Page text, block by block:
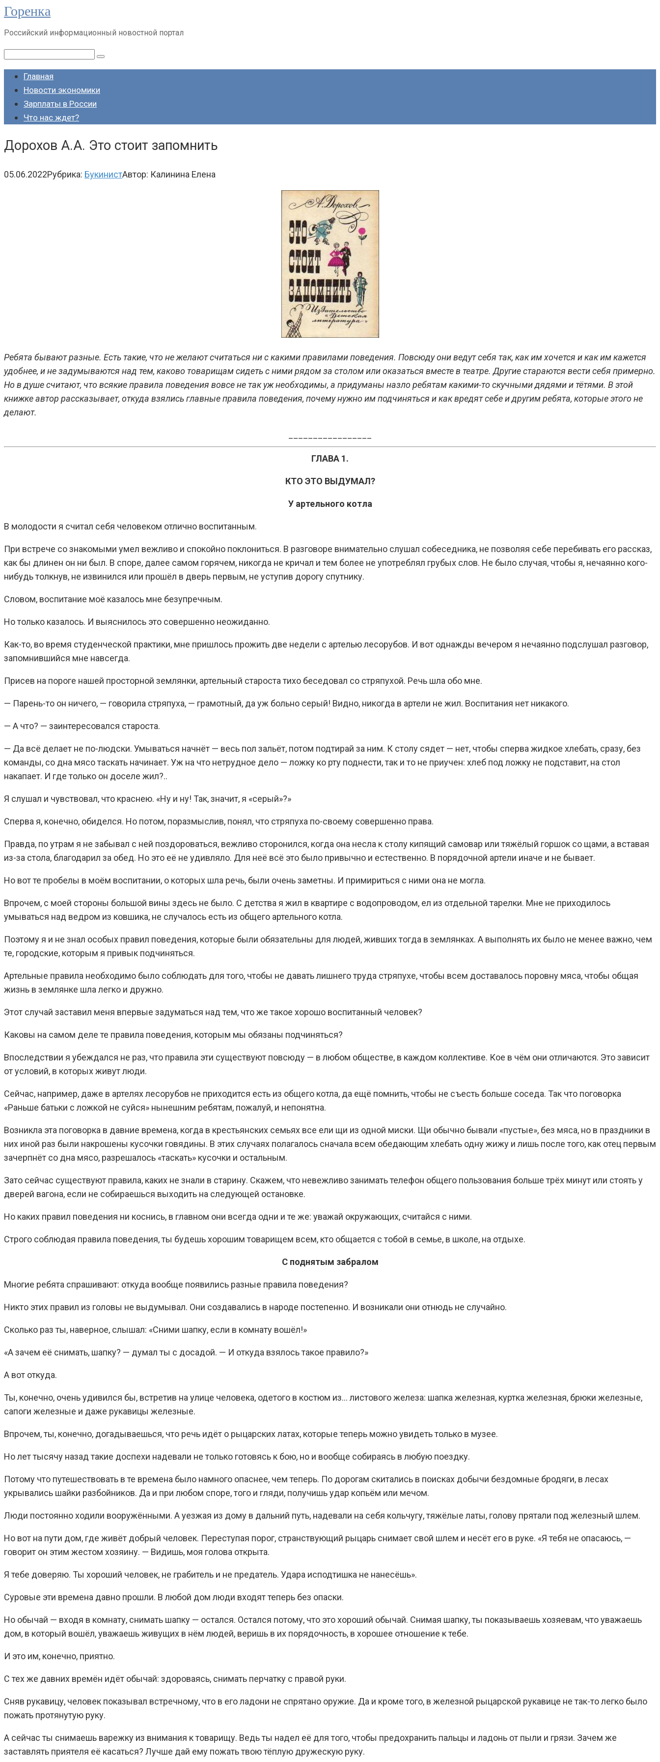
Перейти
контенту
Горенка
Российский информационный новостной портал
Поиск:
Главная
Новости экономики
Зарплаты в России
Что нас ждет?
Дорохов А.А. Это стоит запомнить
05.06.2022Рубрика: БукинистАвтор: Калинина Елена
Ребята бывают разные. Есть такие, что не желают считаться ни с какими правилами поведения. Повсюду они ведут себя так, как им хочется и как им кажется
удобнее, и не задумываются над тем, каково товарищам сидеть с ними рядом за столом или оказаться вместе в театре. Другие стараются вести себя примерно.
Но в душе считают, что всякие правила поведения вовсе не так уж необходимы, а придуманы назло ребятам какими-то скучными дядями и тётями. В этой
книжке автор рассказывает, откуда взялись главные правила поведения, почему нужно им подчиняться и как вредят себе и другим ребята, которые этого не
делают.
ГЛАВА 1.
КТО ЭТО ВЫДУМАЛ?
У артельного котла
В молодости я считал себя человеком отлично воспитанным.
При встрече со знакомыми умел вежливо и спокойно поклониться. В разговоре внимательно слушал собеседника, не позволяя себе перебивать его рассказ,
как бы длинен он ни был. В споре, далее самом горячем, никогда не кричал и тем более не употреблял грубых слов. Не было случая, чтобы я, нечаянно кого-
нибудь толкнув, не извинился или прошёл в дверь первым, не уступив дорогу спутнику.
Словом, воспитание моё казалось мне безупречным.
Но только казалось. И выяснилось это совершенно неожиданно.
Как-то, во время студенческой практики, мне пришлось прожить две недели с артелью лесорубов. И вот однажды вечером я нечаянно подслушал разговор,
запомнившийся мне навсегда.
Присев на пороге нашей просторной землянки, артельный староста тихо беседовал со стряпухой. Речь шла обо мне.
— Парень-то он ничего, — говорила стряпуха, — грамотный, да уж больно серый! Видно, никогда в артели не жил. Воспитания нет никакого.
— А что? — заинтересовался староста.
— Да всё делает не по-людски. Умываться начнёт — весь пол зальёт, потом подтирай за ним. К столу сядет — нет, чтобы сперва жидкое хлебать, сразу, без
команды, со дна мясо таскать начинает. Уж на что нетрудное дело — ложку ко рту поднести, так и то не приучен: хлеб под ложку не подставит, на стол
накапает. И где только он доселе жил?..
Я слушал и чувствовал, что краснею. «Ну и ну! Так, значит, я «серый»?»
Сперва я, конечно, обиделся. Но потом, поразмыслив, понял, что стряпуха по-своему совершенно права.
Правда, по утрам я не забывал с ней поздороваться, вежливо сторонился, когда она несла к столу кипящий самовар или тяжёлый горшок со щами, а вставая
из-за стола, благодарил за обед. Но это её не удивляло. Для неё всё это было привычно и естественно. В порядочной артели иначе и не бывает.
Но вот те пробелы в моём воспитании, о которых шла речь, были очень заметны. И примириться с ними она не могла.
Впрочем, с моей стороны большой вины здесь не было. С детства я жил в квартире с водопроводом, ел из отдельной тарелки. Мне не приходилось
умываться над ведром из ковшика, не случалось есть из общего артельного котла.
Поэтому я и не знал особых правил поведения, которые были обязательны для людей, живших тогда в землянках. А выполнять их было не менее важно, чем
те, городские, которым я привык подчиняться.
Артельные правила необходимо было соблюдать для того, чтобы не давать лишнего труда стряпухе, чтобы всем доставалось поровну мяса, чтобы общая
жизнь в землянке шла легко и дружно.
Этот случай заставил меня впервые задуматься над тем, что же такое хорошо воспитанный человек?
Каковы на самом деле те правила поведения, которым мы обязаны подчиняться?
Впоследствии я убеждался не раз, что правила эти существуют повсюду — в любом обществе, в каждом коллективе. Кое в чём они отличаются. Это зависит
от условий, в которых живут люди.
Сейчас, например, даже в артелях лесорубов не приходится есть из общего котла, да ещё помнить, чтобы не съесть больше соседа. Так что поговорка
«Раньше батьки с ложкой не суйся» нынешним ребятам, пожалуй, и непонятна.
Возникла эта поговорка в давние времена, когда в крестьянских семьях все ели щи из одной миски. Щи обычно бывали «пустые», без мяса, но в праздники в
них иной раз были накрошены кусочки говядины. В этих случаях полагалось сначала всем обедающим хлебать одну жижу и лишь после того, как отец первым
зачерпнёт со дна мясо, разрешалось «таскать» кусочки и остальным.
Зато сейчас существуют правила, каких не знали в старину. Скажем, что невежливо занимать телефон общего пользования больше трёх минут или стоять у
дверей вагона, если не собираешься выходить на следующей остановке.
Но каких правил поведения ни коснись, в главном они всегда одни и те же: уважай окружающих, считайся с ними.
Строго соблюдая правила поведения, ты будешь хорошим товарищем всем, кто общается с тобой в семье, в школе, на отдыхе.
С поднятым забралом
Многие ребята спрашивают: откуда вообще появились разные правила поведения?
Никто этих правил из головы не выдумывал. Они создавались в народе постепенно. И возникали они отнюдь не случайно.
Сколько раз ты, наверное, слышал: «Сними шапку, если в комнату вошёл!»
«А зачем её снимать, шапку? — думал ты с досадой. — И откуда взялось такое правило?»
А вот откуда.
Ты, конечно, очень удивился бы, встретив на улице человека, одетого в костюм из… листового железа: шапка железная, куртка железная, брюки железные,
сапоги железные и даже рукавицы железные.
Впрочем, ты, конечно, догадываешься, что речь идёт о рыцарских латах, которые теперь можно увидеть только в музее.
Но лет тысячу назад такие доспехи надевали не только готовясь к бою, но и вообще собираясь в любую поездку.
Потому что путешествовать в те времена было намного опаснее, чем теперь. По дорогам скитались в поисках добычи бездомные бродяги, в лесах
укрывались шайки разбойников. Да и при любом споре, того и гляди, получишь удар копьём или мечом.
Люди постоянно ходили вооружёнными. А уезжая из дому в дальний путь, надевали на себя кольчугу, тяжёлые латы, голову прятали под железный шлем.
Но вот на пути дом, где живёт добрый человек. Переступая порог, странствующий рыцарь снимает свой шлем и несёт его в руке. «Я тебя не опасаюсь, —
говорит он этим жестом хозяину. — Видишь, моя голова открыта.
Я тебе доверяю. Ты хороший человек, не грабитель и не предатель. Удара исподтишка не нанесёшь».
Суровые эти времена давно прошли. В любой дом люди входят теперь без опаски.
Но обычай — входя в комнату, снимать шапку — остался. Остался потому, что это хороший обычай. Снимая шапку, ты показываешь хозяевам, что уважаешь
дом, в который вошёл, уважаешь живущих в нём людей, веришь в их порядочность, в хорошее отношение к тебе.
И это им, конечно, приятно.
С тех же давних времён идёт обычай: здороваясь, снимать перчатку с правой руки.
Сняв рукавицу, человек показывал встречному, что в его ладони не спрятано оружие. Да и кроме того, в железной рыцарской рукавице не так-то легко было
пожать протянутую руку.
А сейчас ты снимаешь варежку из внимания к товарищу. Ведь ты надел её для того, чтобы предохранить пальцы и ладонь от пыли и грязи. Зачем же
заставлять приятеля её касаться? Лучше дай ему пожать твою тёплую дружескую руку.